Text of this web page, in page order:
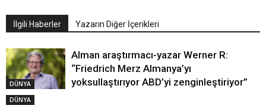
İlgili Haberler Yazarın Diğer İçerikleri
DÜNYA
Alman araştırmacı-yazar Werner R:
“Friedrich Merz Almanya’yı
yoksullaştırıyor ABD’yi zenginleştiriyor”
DÜNYA